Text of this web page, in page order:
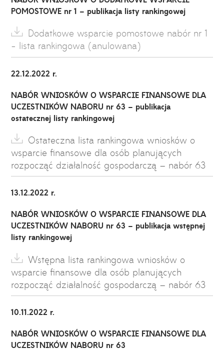
POMOSTOWE nr 1 – publikacja listy rankingowej
Dodatkowe wsparcie pomostowe nabór nr 1
- lista rankingowa (anulowana)
22.12.2022 r.
NABÓR WNIOSKÓW O WSPARCIE FINANSOWE DLA
UCZESTNIKÓW NABORU nr 63 – publikacja
ostatecznej listy rankingowej
Ostateczna lista rankingowa wniosków o
wsparcie finansowe dla osób planujących
rozpocząć działalność gospodarczą – nabór 63
13.12.2022 r.
NABÓR WNIOSKÓW O WSPARCIE FINANSOWE DLA
UCZESTNIKÓW NABORU nr 63 – publikacja wstępnej
listy rankingowej
Wstępna lista rankingowa wniosków o
wsparcie finansowe dla osób planujących
rozpocząć działalność gospodarczą – nabór 63
10.11.2022 r.
NABÓR WNIOSKÓW O WSPARCIE FINANSOWE DLA
UCZESTNIKÓW NABORU nr 63